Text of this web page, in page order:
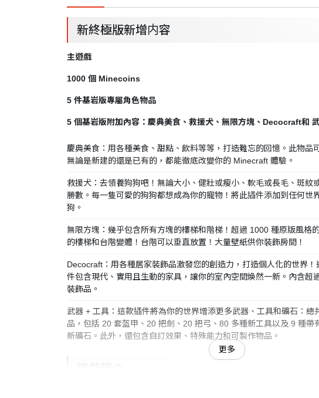
新終極版新增内容
主遊戲
1000 個 Minecoins
5 件基岩版專屬角色物品
5 個基岩版附加內容：慶典美食、救援犬、無限方塊、Decocraft和
慶典美食：用各種美食、甜點、飲料等等，打造難忘的回憶。此物品
無論是新建的還是已有的，都能徹底改變你的 Minecraft 體驗。
救援犬：去領養狗狗吧！無論大小、健壯或瘦小、軟毛或長毛、斑
勝數。每一隻可愛的狗狗都想成為你的寵物！將此插件添加到任何世
狗。
無限方塊：幾乎包含所有方塊的樓梯和階梯！超過 1000 種原版風格
的樓梯和台階變體！台階可以垂直放置！大量壁紙供你裝飾房間！
Decocraft：用各種居家裝飾品激發您的創造力，打造個人化的世界！
件包含現代、實用且生動的家具，讓你的室內空間煥然一新。內含超
裝飾品。
武器 + 工具：這款插件將為你的世界增添更多武器、工具和礦石：總
品，包括 20 套盔甲、20 把劍、20 把弓、80 多種新工具以及 9 種帶
新礦石。此外，還包含自訂效果、特殊能力和可製作物品。
更多